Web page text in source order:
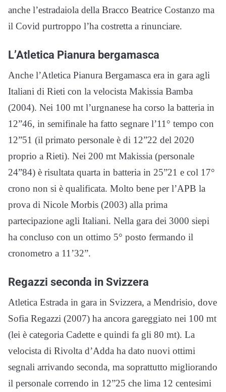
anche l’estradaiola della Bracco Beatrice Costanzo ma
il Covid purtroppo l’ha costretta a rinunciare.
L’Atletica Pianura bergamasca
Anche l’Atletica Pianura Bergamasca era in gara agli
Italiani di Rieti con la velocista Makissia Bamba
(2004). Nei 100 mt l’urgnanese ha corso la batteria in
12”46, in semifinale ha fatto segnare l’11° tempo con
12”51 (il primato personale è di 12”22 del 2020
proprio a Rieti). Nei 200 mt Makissia (personale
24”84) è risultata quarta in batteria in 25”21 e col 17°
crono non si è qualificata. Molto bene per l’APB la
prova di Nicole Morbis (2003) alla prima
partecipazione agli Italiani. Nella gara dei 3000 siepi
ha concluso con un ottimo 5° posto fermando il
cronometro a 11’32”.
Regazzi seconda in Svizzera
Atletica Estrada in gara in Svizzera, a Mendrisio, dove
Sofia Regazzi (2007) ha ancora gareggiato nei 100 mt
(lei è categoria Cadette e quindi fa gli 80 mt). La
velocista di Rivolta d’Adda ha dato nuovi ottimi
segnali arrivando seconda, ma soprattutto migliorando
il personale correndo in 12”25 che lima 12 centesimi